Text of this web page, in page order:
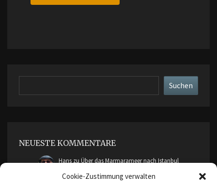
Cookie-Zustimmung verwalten
Suchen
NEUESTE KOMMENTARE
Hans zuÜber das Marmarameer nach Istanbul